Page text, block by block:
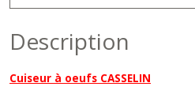
Description
Cuiseur à oeufs CASSELIN